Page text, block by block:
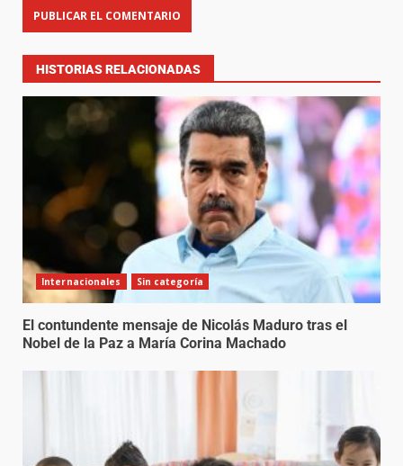
HISTORIAS RELACIONADAS
Internacionales Sin categoría
El contundente mensaje de Nicolás Maduro tras el
Nobel de la Paz a María Corina Machado